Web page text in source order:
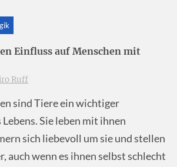
Einfluss auf Menschen mit
Ruff
sind Tiere ein wichtiger
Sie leben mit ihnen
sich liebevoll um sie und stellen
auch wenn es ihnen selbst schlecht